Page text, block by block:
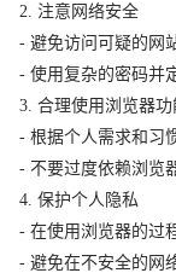
2. 注意网络安全
- 避免访问可疑的网
- 使用复杂的密码并
3. 合理使用浏览器功
- 根据个人需求和习
- 不要过度依赖浏览
4. 保护个人隐私
- 在使用浏览器的过
- 避免在不安全的网